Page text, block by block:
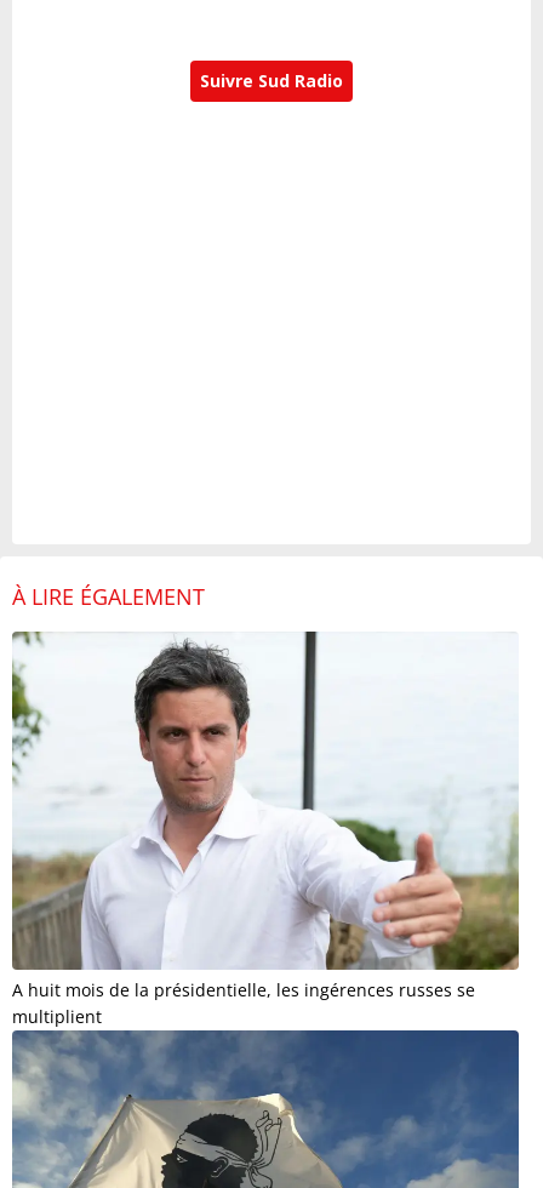
Suivre Sud Radio
À LIRE ÉGALEMENT
A huit mois de la présidentielle, les ingérences russes se
multiplient